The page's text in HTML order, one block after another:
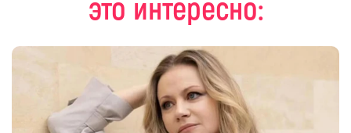
это интересно: